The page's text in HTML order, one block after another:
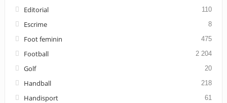
Editorial 110
Escrime 8
Foot feminin 475
Football 2 204
Golf 20
Handball 218
Handisport 61